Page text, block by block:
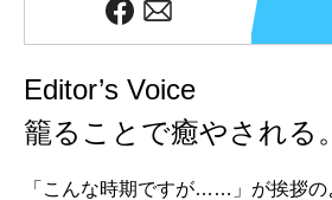
Editor’s Voice
籠ることで癒やされる。
「こんな時期ですが……」が挨拶の